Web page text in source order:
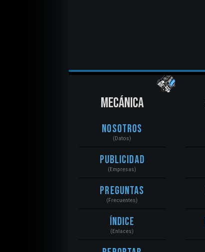
MECÁNICA
Nosotros
(Datos)
Publicidad
(Empresas)
Preguntas
(Frecuentes)
Índice
(Enlaces)